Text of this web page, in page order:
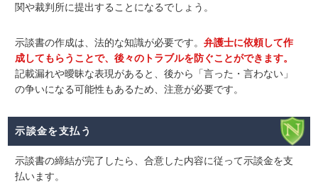
関や裁判所に提出することになるでしょう。
示談書の作成は、法的な知識が必要です。弁護士に依頼して作
成してもらうことで、後々のトラブルを防ぐことができます。
記載漏れや曖昧な表現があると、後から「言った・言わない」
の争いになる可能性もあるため、注意が必要です。
示談金を支払う
示談書の締結が完了したら、合意した内容に従って示談金を支
払います。